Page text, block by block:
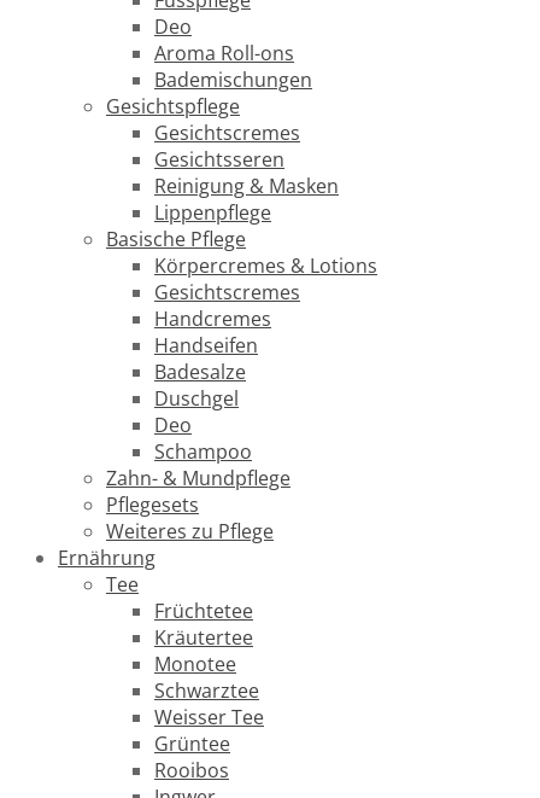
Deo
Aroma Roll-ons
Bademischungen
Gesichtspflege
Gesichtscremes
Gesichtsseren
Reinigung & Masken
Lippenpflege
Basische Pflege
Körpercremes & Lotions
Gesichtscremes
Handcremes
Handseifen
Badesalze
Duschgel
Deo
Schampoo
Zahn- & Mundpflege
Pflegesets
Weiteres zu Pflege
Ernährung
Tee
Früchtetee
Kräutertee
Monotee
Schwarztee
Weisser Tee
Grüntee
Rooibos